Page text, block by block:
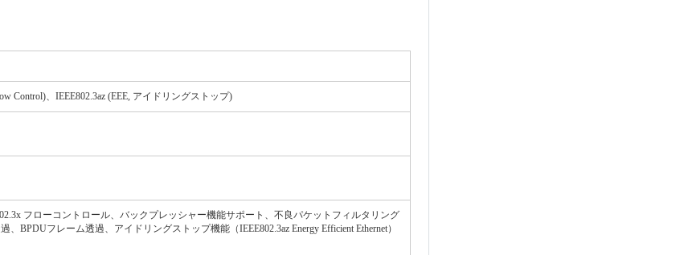
Control)、IEEE802.3az (EEE, アイドリングストップ)
フローコントロール、バックプレッシャー機能サポート、不良パケットフィルタリング
BPDUフレーム透過、アイドリングストップ機能（IEEE802.3az Energy Efficient Ethernet）